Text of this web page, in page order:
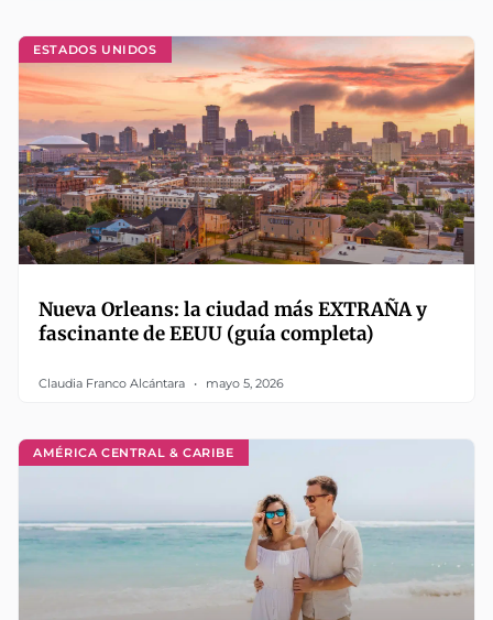
ESTADOS UNIDOS
Nueva Orleans: la ciudad más EXTRAÑA y
fascinante de EEUU (guía completa)
Claudia Franco Alcántara mayo 5, 2026
AMÉRICA CENTRAL & CARIBE